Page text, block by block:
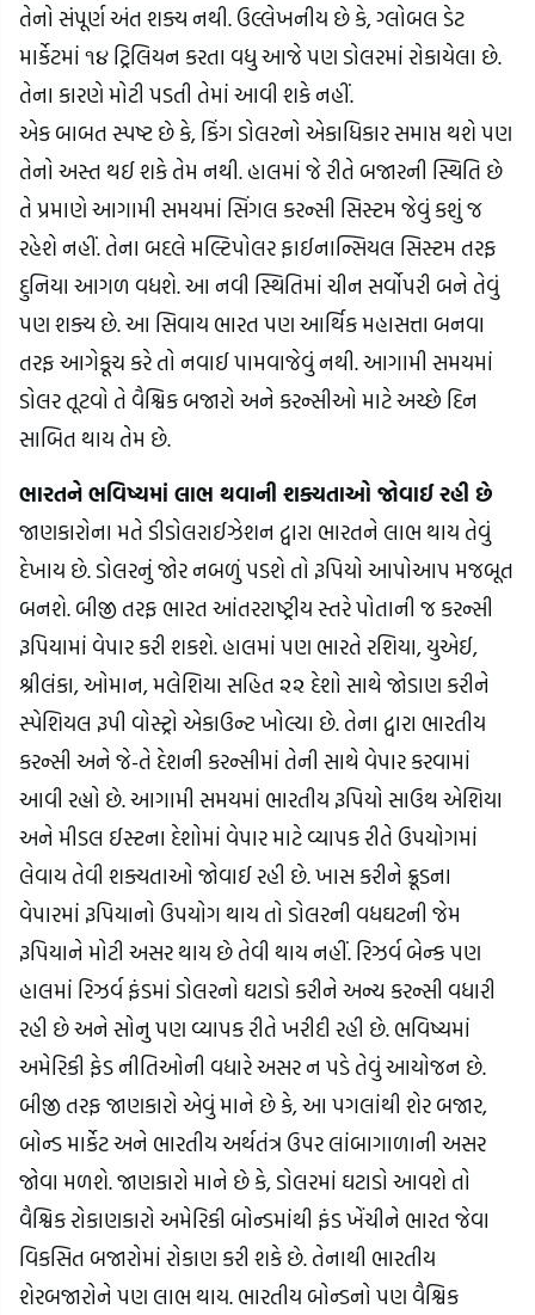
તેનો સંપૂર્ણ અંત શક્ય નથી. ઉલ્લેખનીય છે કે, ગ્લોબલ ડેટ
માર્કેટમાં ૧૪ ટ્રિલિયન કરતા વધુ આજે પણ ડોલરમાં રોકાયેલા છે.
તેના કારણે મોટી પડતી તેમાં આવી શકે નહીં.
એક બાબત સ્પષ્ટ છે કે, કિંગ ડોલરનો એકાધિકાર સમાપ્ત થશે પણ
તેનો અસ્ત થઈ શકે તેમ નથી. હાલમાં જે રીતે બજારની સ્થિતિ છે
તે પ્રમાણે આગામી સમયમાં સિંગલ કરન્સી સિસ્ટમ જેવું કશું જ
રહેશે નહીં. તેના બદલે મલ્ટિપોલર ફાઈનાન્સિયલ સિસ્ટમ તરફ
દુનિયા આગળ વધશે. આ નવી સ્થિતિમાં ચીન સર્વોપરી બને તેવું
પણ શક્ય છે. આ સિવાય ભારત પણ આર્થિક મહાસત્તા બનવા
તરફ આગેકૂચ કરે તો નવાઈ પામવાજેવું નથી. આગામી સમયમાં
ડોલર તૂટવો તે વૈશ્વિક બજારો અને કરન્સીઓ માટે અચ્છે દિન
સાબિત થાય તેમ છે.
ભારતને ભવિષ્યમાં લાભ થવાની શક્યતાઓ જોવાઈ રહી છે
જાણકારોના મતે ડીડોલરાઈઝેશન દ્વારા ભારતને લાભ થાય તેવું
દેખાય છે. ડોલરનું જોર નબળું પડશે તો રૂપિયો આપોઆપ મજબૂત
બનશે. બીજી તરફ ભારત આંતરરાષ્ટ્રીય સ્તરે પોતાની જ કરન્સી
રૂપિયામાં વેપાર કરી શકશે. હાલમાં પણ ભારતે રશિયા, યુએઈ,
શ્રીલંકા, ઓમાન, મલેશિયા સહિત ૨૨ દેશો સાથે જોડાણ કરીને
સ્પેશિયલ રૂપી વોસ્ટ્રો એકાઉન્ટ ખોલ્યા છે. તેના દ્વારા ભારતીય
કરન્સી અને જે-તે દેશની કરન્સીમાં તેની સાથે વેપાર કરવામાં
આવી રહ્યો છે. આગામી સમયમાં ભારતીય રૂપિયો સાઉથ એશિયા
અને મીડલ ઈસ્ટના દેશોમાં વેપાર માટે વ્યાપક રીતે ઉપયોગમાં
લેવાય તેવી શક્યતાઓ જોવાઈ રહી છે. ખાસ કરીને ક્રૂડના
વેપારમાં રૂપિયાનો ઉપયોગ થાય તો ડોલરની વધઘટની જેમ
રૂપિયાને મોટી અસર થાય છે તેવી થાય નહીં. રિઝર્વ બેન્ક પણ
હાલમાં રિઝર્વ ફંડમાં ડોલરનો ઘટાડો કરીને અન્ય કરન્સી વધારી
રહી છે અને સોનુ પણ વ્યાપક રીતે ખરીદી રહી છે. ભવિષ્યમાં
અમેરિકી ફેડ નીતિઓની વધારે અસર ન પડે તેવું આયોજન છે.
બીજી તરફ જાણકારો એવું માને છે કે, આ પગલાંથી શેર બજાર,
બોન્ડ માર્કેટ અને ભારતીય અર્થતંત્ર ઉપર લાંબાગાળાની અસર
જોવા મળશે. જાણકારો માને છે કે, ડોલરમાં ઘટાડો આવશે તો
વૈશ્વિક રોકાણકારો અમેરિકી બોન્ડમાંથી ફંડ ખેંચીને ભારત જેવા
વિકસિત બજારોમાં રોકાણ કરી શકે છે. તેનાથી ભારતીય
શેરબજારોને પણ લાભ થાય. ભારતીય બોન્ડનો પણ વૈશ્વિક